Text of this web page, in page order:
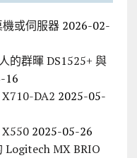
或伺服器 2026-02-
的群暉 DS1525+ 與
16
DA2 2025-05-
2025-05-26
Logitech MX BRIO